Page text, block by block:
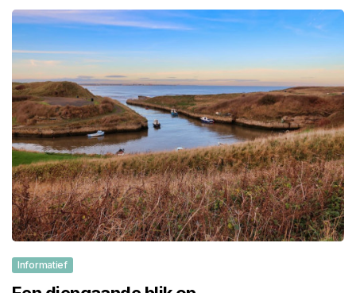
Informatief